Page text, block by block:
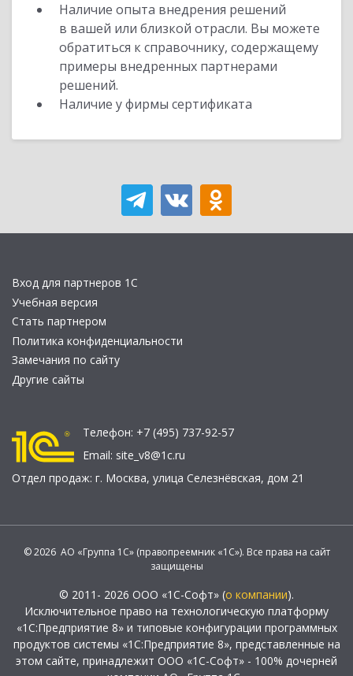
Наличие опыта внедрения решений
в вашей или близкой отрасли. Вы можете
обратиться к справочнику, содержащему
примеры внедренных партнерами
решений.
Наличие у фирмы сертификата
Вход для партнеров 1С
Учебная версия
Стать партнером
Политика конфиденциальности
Замечания по сайту
Другие сайты
Телефон: +7 (495) 737-92-57
Email: site_v8@1c.ru
Отдел продаж: г. Москва, улица Селезнёвская, дом 21
© 2026 АО «Группа 1С» (правопреемник «1С»). Все права на сайт
защищены
© 2011- 2026 ООО «1С-Софт» (о компании).
Исключительное право на технологическую платформу
«1С:Предприятие 8» и типовые конфигурации программных
продуктов системы «1С:Предприятие 8», представленные на
этом сайте, принадлежит ООО «1С-Софт» - 100% дочерней